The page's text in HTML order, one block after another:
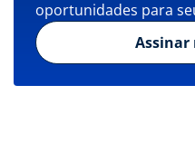
oportunidades para